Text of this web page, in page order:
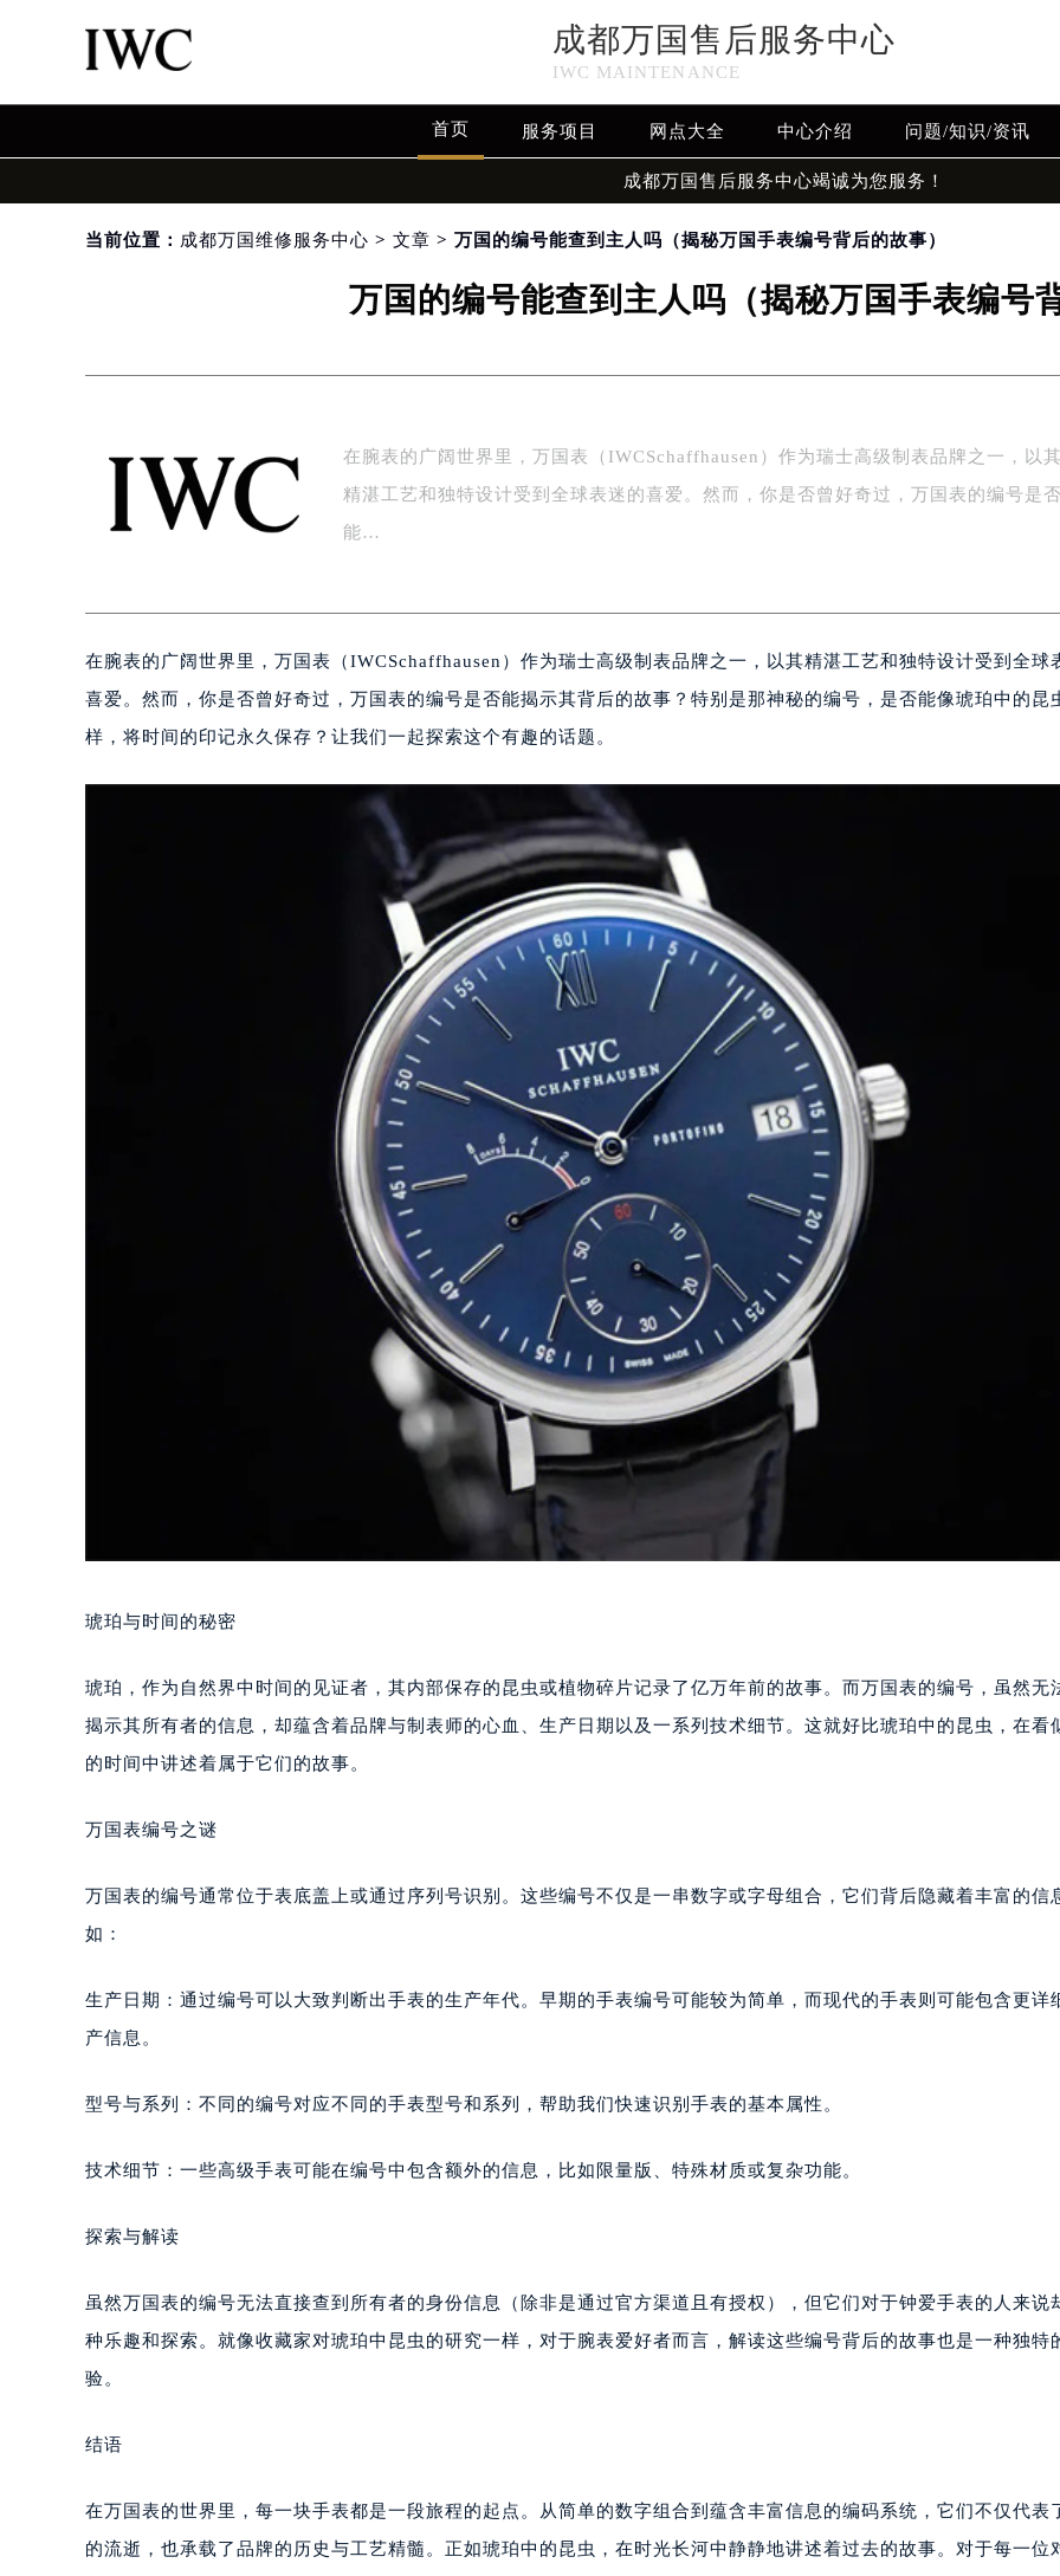
成都万国售后服务中心
IWC MAINTENANCE
首页 服务项目 网点大全 中心介绍 问题/知识/资讯
成都万国售后服务中心竭诚为您服务！
当前位置： 成都万国维修服务中心 > 文章 > 万国的编号能查到主人吗（揭秘万国手表编号背后的故事）
万国的编号能查到主人吗（揭秘万国手表编号
在腕表的广阔世界里，万国表（IWCSchaffhausen）作为瑞士高级制表品牌之一，以
精湛工艺和独特设计受到全球表迷的喜爱。然而，你是否曾好奇过，万国表的编号是
能…
在腕表的广阔世界里，万国表（IWCSchaffhausen）作为瑞士高级制表品牌之一，以其精湛工艺和独特设计受到全球
喜爱。然而，你是否曾好奇过，万国表的编号是否能揭示其背后的故事？特别是那神秘的编号，是否能像琥珀中的昆
样，将时间的印记永久保存？让我们一起探索这个有趣的话题。
琥珀与时间的秘密
琥珀，作为自然界中时间的见证者，其内部保存的昆虫或植物碎片记录了亿万年前的故事。而万国表的编号，虽然无
揭示其所有者的信息，却蕴含着品牌与制表师的心血、生产日期以及一系列技术细节。这就好比琥珀中的昆虫，在看
的时间中讲述着属于它们的故事。
万国表编号之谜
万国表的编号通常位于表底盖上或通过序列号识别。这些编号不仅是一串数字或字母组合，它们背后隐藏着丰富的信
如：
生产日期：通过编号可以大致判断出手表的生产年代。早期的手表编号可能较为简单，而现代的手表则可能包含更详
产信息。
型号与系列：不同的编号对应不同的手表型号和系列，帮助我们快速识别手表的基本属性。
技术细节：一些高级手表可能在编号中包含额外的信息，比如限量版、特殊材质或复杂功能。
探索与解读
虽然万国表的编号无法直接查到所有者的身份信息（除非是通过官方渠道且有授权），但它们对于钟爱手表的人来说
种乐趣和探索。就像收藏家对琥珀中昆虫的研究一样，对于腕表爱好者而言，解读这些编号背后的故事也是一种独特
验。
结语
在万国表的世界里，每一块手表都是一段旅程的起点。从简单的数字组合到蕴含丰富信息的编码系统，它们不仅代表
的流逝，也承载了品牌的历史与工艺精髓。正如琥珀中的昆虫，在时光长河中静静地讲述着过去的故事。对于每一位